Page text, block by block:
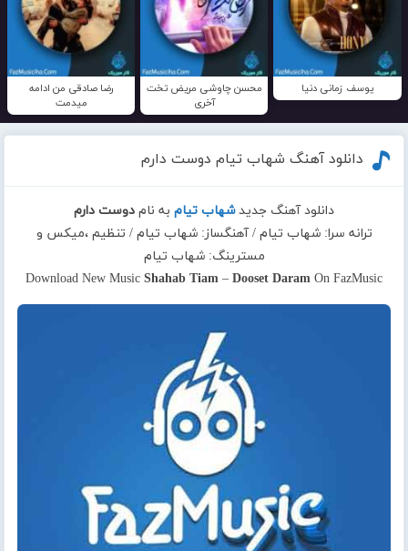
یوسف زمانی دنیا
محسن چاوشی مریض تخت
آخری
رضا صادقی من ادامه
میدمت
دانلود آهنگ شهاب تیام دوست دارم
دانلود آهنگ جدیدشهاب تیام به نام دوست دارم
ترانه سرا: شهاب تیام / آهنگساز: شهاب تیام / تنظیم ،میکس و
مسترینگ: شهاب تیام
Download New Music Shahab Tiam – Dooset Daram On FazMusic